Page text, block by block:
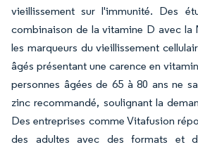
vieillissement sur l'immunité. Des
combinaison de la vitamine D avec la
les marqueurs du vieillissement
âgés présentant une carence en
personnes âgées de 65 à 80 ans ne
zinc recommandé, soulignant la
Des entreprises comme Vitafusion
des adultes avec des formats et